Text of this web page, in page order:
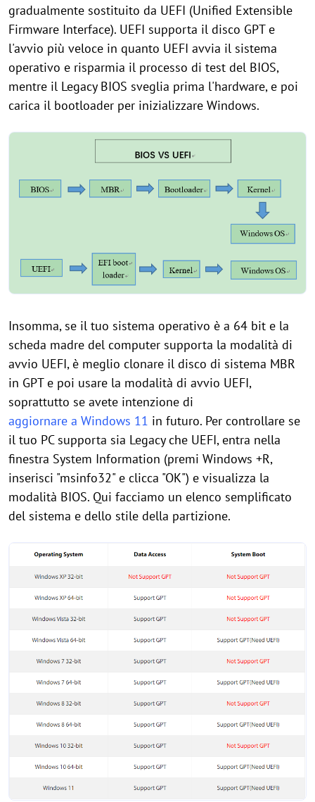
gradualmente sostituito da UEFI (Unified Extensible
Firmware Interface). UEFI supporta il disco GPT e
l'avvio più veloce in quanto UEFI avvia il sistema
operativo e risparmia il processo di test del BIOS,
mentre il Legacy BIOS sveglia prima l'hardware, e poi
carica il bootloader per inizializzare Windows.
Insomma, se il tuo sistema operativo è a 64 bit e la
scheda madre del computer supporta la modalità di
avvio UEFI, è meglio clonare il disco di sistema MBR
in GPT e poi usare la modalità di avvio UEFI,
soprattutto se avete intenzione di
aggiornare a Windows 11 in futuro. Per controllare se
il tuo PC supporta sia Legacy che UEFI, entra nella
finestra System Information (premi Windows +R,
inserisci "msinfo32" e clicca "OK") e visualizza la
modalità BIOS. Qui facciamo un elenco semplificato
del sistema e dello stile della partizione.